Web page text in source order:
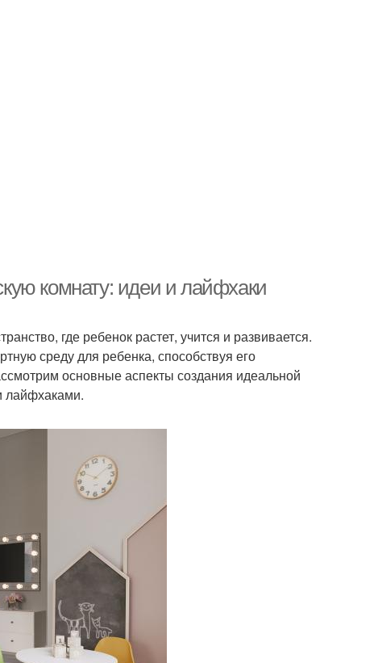
комнату: идеи и лайфхаки
где ребенок растет, учится и развивается.
среду для ребенка, способствуя его
основные аспекты создания идеальной
лайфхаками.